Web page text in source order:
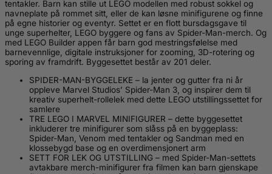
tentakler. Barn kan stille ut LEGO modellen med robust sokkel og
navneplate på rommet sitt, eller de kan løsne minifigurene og finne
på egne historier og eventyr. Settet er en flott bursdagsgave til
unge superhelter, LEGO byggere og fans av Spider-Man-merch. Og
med LEGO Builder appen får barn god mestringsfølelse med
barnevennlige, digitale instruksjoner for zooming, 3D-rotering og
sporing av framdrift. Byggesettet består av 201 deler.
SPIDER-MAN-BYGGELEKE – la jenter og gutter fra ni år
oppleve Marvel Studios’ Spider-Man 3, og inspirer dem til
kreativ superhelt-rollelek med dette LEGO utstillingssettet for
samlere
TRE LEGO ǀ MARVEL MINIFIGURER – dette byggesettet
inkluderer tre minifigurer som slåss på en byggeplass:
Spider-Man, Venom med tentakler og Sandman med en
klossebygd base og en overdimensjonert arm
SETT FOR LEK OG UTSTILLING – med Spider-Man-settets
avtakbare merch-minifigurer fra filmen kan barn gjenskape